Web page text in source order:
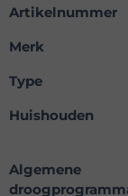
Artikelnummer
Merk
Type
Huishouden
Algemene